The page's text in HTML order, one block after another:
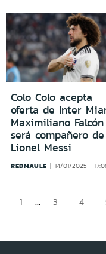
Colo Colo acepta
oferta de Inter
Maximiliano Falcón
será compañero de
Lionel Messi
REDMAULE 14/01/2025 -
1 ... 3 4